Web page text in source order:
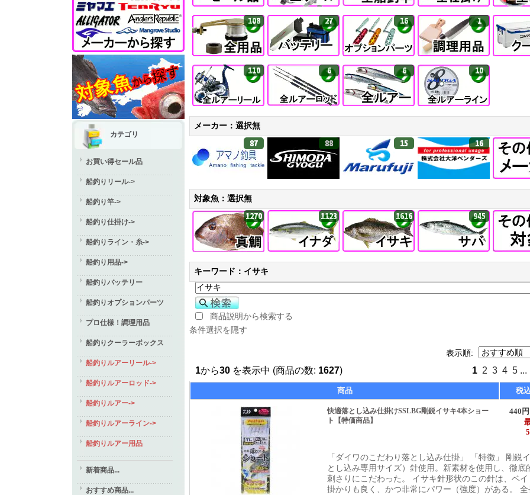
カテゴリ
お買い得セール品
船釣りリール->
船釣り竿->
船釣り仕掛け->
船釣りライン・糸->
船釣り用品->
船釣りバッテリー
船釣りオプションパーツ
プロ仕様！調理用品
船釣りクーラーボックス
船釣りルアーリール->
船釣りルアーロッド->
船釣りルアー->
船釣りルアーライン->
船釣りルアー用品
新着商品...
おすすめ商品...
108 27 16 1
110 6 6 10
メーカー：選択無
87 88 15 16
対象魚：選択無
1270 1123 1616 945
キーワード：イサキ
商品説明から検索する
条件選択を隠す
表示順:
1から30 を表示中 (商品の数: 1627) 1 2 3 4 5 ...
商品 税
快適落とし込み仕掛けSSLBG剛鋭イサキ4本ショー
ト【特価商品】
440
「ダイワのこだわり落とし込み仕掛」 「特徴」 剛鋭
とし込み専用サイズ）針使用。新素材を使用し、徹底
刺さりにこだわった。 イサキ針形状のこの針は、ベ
掛かりも良く、かつ非常にパワー（強度）がある。 全